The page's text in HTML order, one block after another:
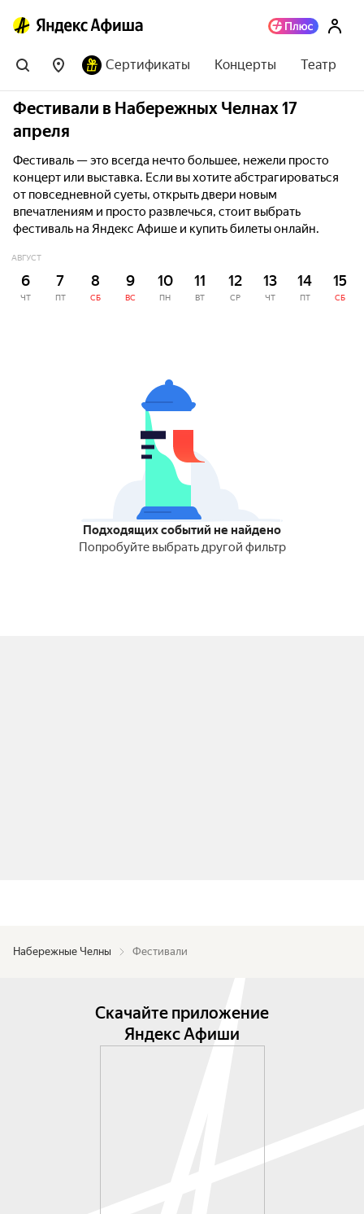
Сертификаты Концерты Театр
Фестивали в Набережных Челнах 17
апреля
Фестиваль — это всегда нечто большее, нежели просто
концерт или выставка. Если вы хотите абстрагироваться
от повседневной суеты, открыть двери новым
впечатлениям и просто развлечься, стоит выбрать
фестиваль на Яндекс Афише и купить билеты онлайн.
АВГУСТ
6
ЧТ
7
ПТ
8
СБ
9
ВС
10
ПН
11
ВТ
12
СР
13
ЧТ
14
ПТ
15
СБ
Подходящих событий не найдено
Попробуйте выбрать другой фильтр
Набережные Челны Фестивали
Скачайте приложение
Яндекс Афиши